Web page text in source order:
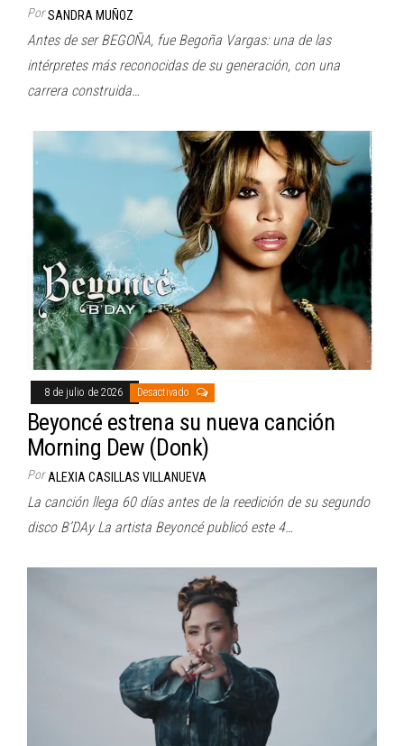
Por SANDRA MUÑOZ
Antes de ser BEGOÑA, fue Begoña Vargas: una de las
intérpretes más reconocidas de su generación, con una
carrera construida…
8 de julio de 2026 Desactivado
Beyoncé estrena su nueva canción
Morning Dew (Donk)
Por ALEXIA CASILLAS VILLANUEVA
La canción llega 60 días antes de la reedición de su segundo
disco B’DAy La artista Beyoncé publicó este 4…